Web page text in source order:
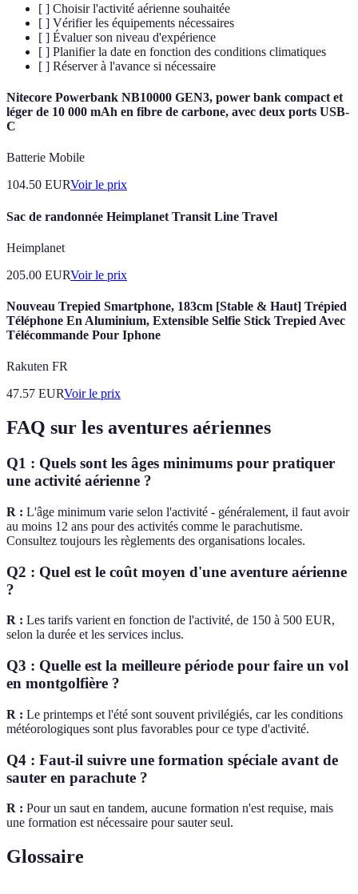
[ ] Choisir l'activité aérienne souhaitée
[ ] Vérifier les équipements nécessaires
[ ] Évaluer son niveau d'expérience
[ ] Planifier la date en fonction des conditions climatiques
[ ] Réserver à l'avance si nécessaire
Nitecore Powerbank NB10000 GEN3, power bank compact et
léger de 10 000 mAh en fibre de carbone, avec deux ports USB-
C
Batterie Mobile
104.50 EURVoir le prix
Sac de randonnée Heimplanet Transit Line Travel
Heimplanet
205.00 EURVoir le prix
Nouveau Trepied Smartphone, 183cm [Stable & Haut] Trépied
Téléphone En Aluminium, Extensible Selfie Stick Trepied Avec
Télécommande Pour Iphone
Rakuten FR
47.57 EURVoir le prix
FAQ sur les aventures aériennes
Q1 : Quels sont les âges minimums pour pratiquer
une activité aérienne ?
R : L'âge minimum varie selon l'activité - généralement, il faut avoir
au moins 12 ans pour des activités comme le parachutisme.
Consultez toujours les règlements des organisations locales.
Q2 : Quel est le coût moyen d'une aventure aérienne
?
R : Les tarifs varient en fonction de l'activité, de 150 à 500 EUR,
selon la durée et les services inclus.
Q3 : Quelle est la meilleure période pour faire un vol
en montgolfière ?
R : Le printemps et l'été sont souvent privilégiés, car les conditions
météorologiques sont plus favorables pour ce type d'activité.
Q4 : Faut-il suivre une formation spéciale avant de
sauter en parachute ?
R : Pour un saut en tandem, aucune formation n'est requise, mais
une formation est nécessaire pour sauter seul.
Glossaire